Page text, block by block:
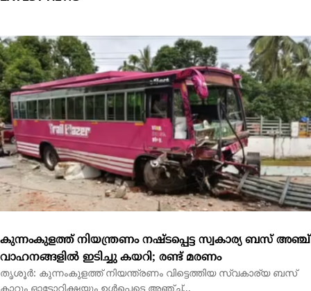
കുന്നംകുളത്ത് നിയന്ത്രണം നഷ്ടപ്പെട്ട സ്വകാര്യ ബസ് അഞ്ച്
വാഹനങ്ങളിൽ ഇടിച്ചു കയറി; രണ്ട് മരണം
തൃശൂർ: കുന്നംകുളത്ത് നിയന്ത്രണം വിട്ടെത്തിയ സ്വകാര്യ ബസ്
കാറും ഓട്ടോറിക്ഷയും ഉൾപ്പെടെ അഞ്ച്...